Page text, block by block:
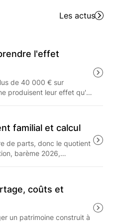
la relationLes actus
l'effet
de 40 000 € sur
produisent leur effet qu'à
familial et calcul
de parts, donc le quotient
barème 2026,
coûts et
un patrimoine construit à